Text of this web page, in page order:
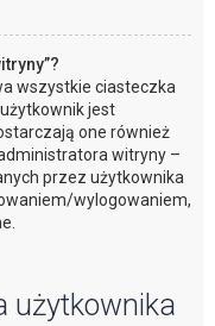
wszystkie ciasteczka
jest
one również
witryny –
przez użytkownika
wylogowaniem,
użytkownika